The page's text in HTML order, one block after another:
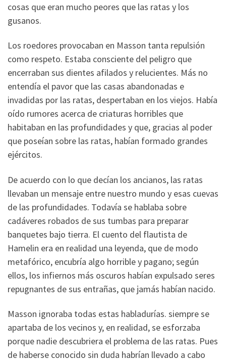
cosas que eran mucho peores que las ratas y los
gusanos.
Los roedores provocaban en Masson tanta repulsión
como respeto. Estaba consciente del peligro que
encerraban sus dientes afilados y relucientes. Más no
entendía el pavor que las casas abandonadas e
invadidas por las ratas, despertaban en los viejos. Había
oído rumores acerca de criaturas horribles que
habitaban en las profundidades y que, gracias al poder
que poseían sobre las ratas, habían formado grandes
ejércitos.
De acuerdo con lo que decían los ancianos, las ratas
llevaban un mensaje entre nuestro mundo y esas cuevas
de las profundidades. Todavía se hablaba sobre
cadáveres robados de sus tumbas para preparar
banquetes bajo tierra. El cuento del flautista de
Hamelin era en realidad una leyenda, que de modo
metafórico, encubría algo horrible y pagano; según
ellos, los infiernos más oscuros habían expulsado seres
repugnantes de sus entrañas, que jamás habían nacido.
Masson ignoraba todas estas habladurías. siempre se
apartaba de los vecinos y, en realidad, se esforzaba
porque nadie descubriera el problema de las ratas. Pues
de haberse conocido sin duda habrían llevado a cabo